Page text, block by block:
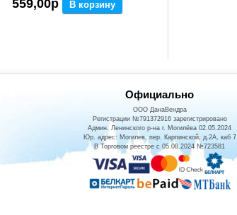
559,00р В корзину
Официально
ООО ДанаВендра
Регистрации №791372916 зарегистрировано
Админ. Ленинского р-на г. Могилёва 02.05.2024
Юр. адрес: Могилев, пер. Карпинской, д.2А, каб 7
В Торговом реестре с 05.08.2024 №723581